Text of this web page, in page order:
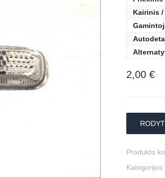
Kairinis
2,00 €
Produkto
Kategorijos: